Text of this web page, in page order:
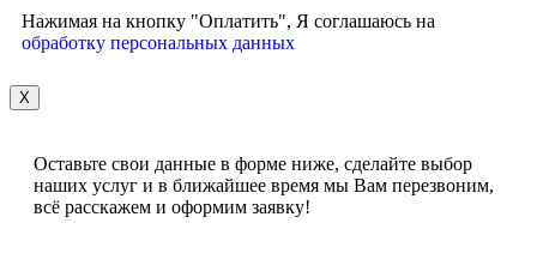
Нажимая на кнопку "Оплатить", Я соглашаюсь на
обработку персональных данных
X
Оставьте свои данные в форме ниже, сделайте выбор
наших услуг и в ближайшее время мы Вам перезвоним,
всё расскажем и оформим заявку!